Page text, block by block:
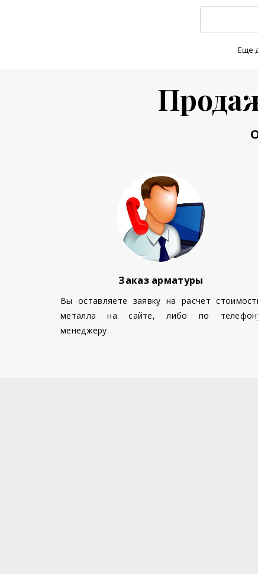
Еще
Заказ арматуры
Вы оставляете заявку на расчет
металла на сайте, либо по
менеджеру.